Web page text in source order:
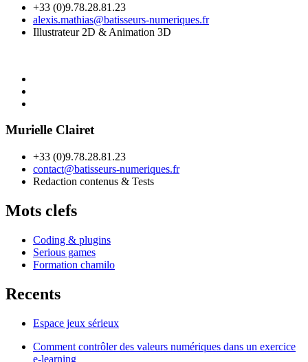
+33 (0)9.78.28.81.23
alexis.mathias@batisseurs-numeriques.fr
Illustrateur 2D & Animation 3D
Murielle Clairet
+33 (0)9.78.28.81.23
contact@batisseurs-numeriques.fr
Redaction contenus & Tests
Mots clefs
Coding & plugins
Serious games
Formation chamilo
Recents
Espace jeux sérieux
Comment contrôler des valeurs numériques dans un exercice
e-learning